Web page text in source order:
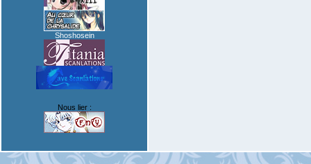
Shoshosein
Nous lier :